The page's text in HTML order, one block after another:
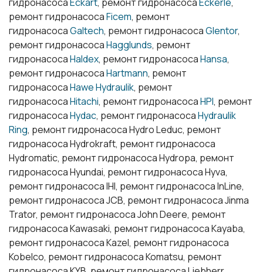
ремонт гидронасосаFicem, ремонт
гидронасосаGaltech, ремонт гидронасосаGlentor,
ремонт гидронасосаHagglunds, ремонт
гидронасосаHaldex, ремонт гидронасосаHansa,
ремонт гидронасосаHartmann, ремонт
гидронасосаHawe Hydraulik, ремонт
гидронасосаHitachi, ремонт гидронасосаHPI, ремонт
гидронасосаHydac, ремонт гидронасосаHydraulik
Ring, ремонт гидронасоса Hydro Leduc, ремонт
гидронасоса Hydrokraft, ремонт гидронасоса
Hydromatic, ремонт гидронасоса Hydropa, ремонт
гидронасоса Hyundai, ремонт гидронасоса Hyva,
ремонт гидронасоса IHI, ремонт гидронасоса InLine,
ремонт гидронасоса JCB, ремонт гидронасоса Jinma
Trator, ремонт гидронасоса John Deere, ремонт
гидронасоса Kawasaki, ремонт гидронасоса Kayaba,
ремонт гидронасоса Kazel, ремонт гидронасоса
Kobelco, ремонт гидронасоса Komatsu, ремонт